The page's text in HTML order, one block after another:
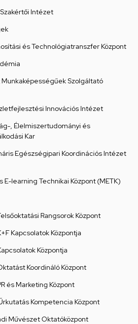
Intézet
és Technológiatranszfer Központ
Szolgáltató
Innovációs Intézet
, Élelmiszertudományi és
Kar
Egészségipari Koordinációs Intézet
E-learning Technikai Központ (METK)
Rangsorok Központ
Kapcsolatok Központja
Központja
Koordináló Központ
és Marketing Központ
Kompetencia Központ
Művészet Oktatóközpont